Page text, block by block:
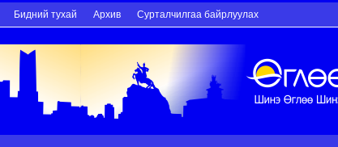
Бидний тухай Архив Сурталчилгаа байрлуулах